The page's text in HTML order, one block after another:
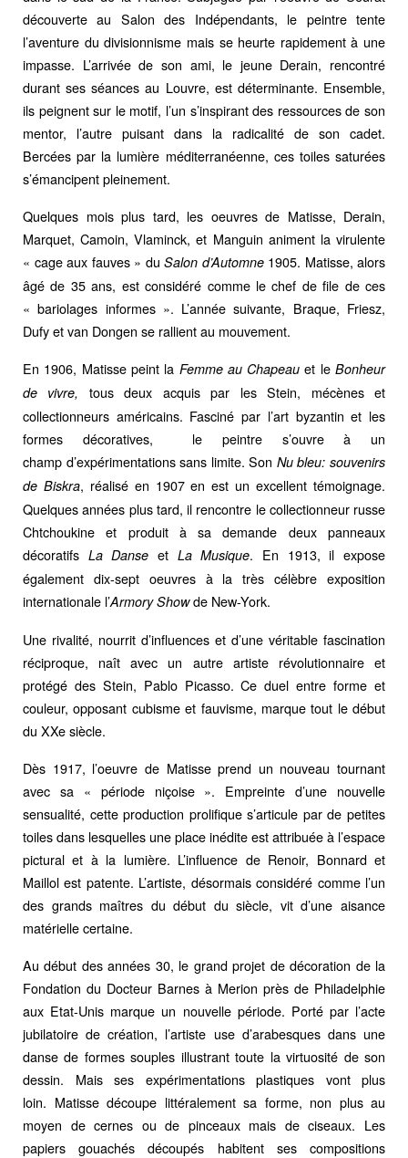
découverte au Salon des Indépendants, le peintre tente
l’aventure du divisionnisme mais se heurte rapidement à une
impasse. L’arrivée de son ami, le jeune Derain, rencontré
durant ses séances au Louvre, est déterminante. Ensemble,
ils peignent sur le motif, l’un s’inspirant des ressources de son
mentor, l’autre puisant dans la radicalité de son cadet.
Bercées par la lumière méditerranéenne, ces toiles saturées
s’émancipent pleinement.
Quelques mois plus tard, les oeuvres de Matisse, Derain,
Marquet, Camoin, Vlaminck, et Manguin animent la virulente
« cage aux fauves » du Salon d’Automne1905. Matisse, alors
âgé de 35 ans, est considéré comme le chef de file de ces
« bariolages informes ». L’année suivante, Braque, Friesz,
Dufy et van Dongen se rallient au mouvement.
En 1906, Matisse peint la Femme au Chapeau et leBonheur
de vivre, tous deux acquis par les Stein, mécènes et
collectionneurs américains. Fasciné par l’art byzantin et les
formes décoratives, le peintre s’ouvre à un
champ d’expérimentations sans limite. Son Nu bleu: souvenirs
de Biskra, réalisé en 1907 en est un excellent témoignage.
Quelques années plus tard, il rencontre le collectionneur russe
Chtchoukine et produit à sa demande deux panneaux
décoratifs La Danse et La Musique. En 1913, il expose
également dix-sept oeuvres à la très célèbre exposition
internationale l’Armory Showde New-York.
Une rivalité, nourrit d’influences et d’une véritable fascination
réciproque, naît avec un autre artiste révolutionnaire et
protégé des Stein, Pablo Picasso. Ce duel entre forme et
couleur, opposant cubisme et fauvisme, marque tout le début
du XXe siècle.
Dès 1917, l’oeuvre de Matisse prend un nouveau tournant
avec sa « période niçoise ». Empreinte d’une nouvelle
sensualité, cette production prolifique s’articule par de petites
toiles dans lesquelles une place inédite est attribuée à l’espace
pictural et à la lumière. L’influence de Renoir, Bonnard et
Maillol est patente. L’artiste, désormais considéré comme l’un
des grands maîtres du début du siècle, vit d’une aisance
matérielle certaine.
Au début des années 30, le grand projet de décoration de la
Fondation du Docteur Barnes à Merion près de Philadelphie
aux Etat-Unis marque un nouvelle période. Porté par l’acte
jubilatoire de création, l’artiste use d’arabesques dans une
danse de formes souples illustrant toute la virtuosité de son
dessin. Mais ses expérimentations plastiques vont plus
loin. Matisse découpe littéralement sa forme, non plus au
moyen de cernes ou de pinceaux mais de ciseaux. Les
papiers gouachés découpés habitent ses compositions